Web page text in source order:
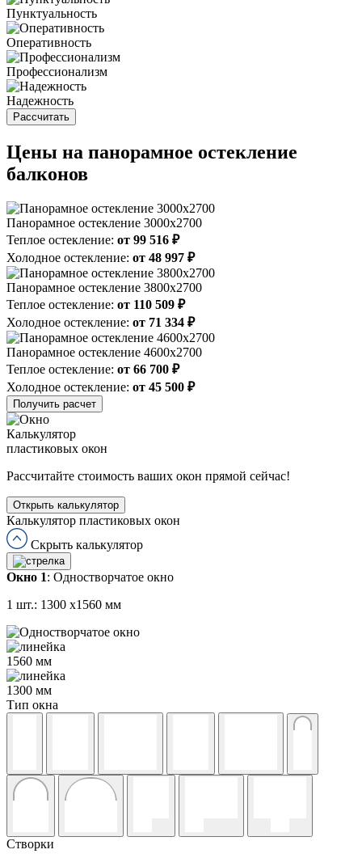
Пунктуальность
Оперативность
Профессионализм
Надежность
Рассчитать
Цены на панорамное остекление
балконов
Панорамное остекление 3000х2700
Теплое остекление: от 99 516 ₽
Холодное остекление: от 48 997 ₽
Панорамное остекление 3800х2700
Теплое остекление: от 110 509 ₽
Холодное остекление: от 71 334 ₽
Панорамное остекление 4600x2700
Теплое остекление: от 66 700 ₽
Холодное остекление: от 45 500 ₽
Получить расчет
Калькулятор
пластиковых окон
Рассчитайте стоимость ваших окон прямой сейчас!
Открыть калькулятор
Калькулятор пластиковых окон
Скрыть калькулятор
Окно 1: Одностворчатое окно
1 шт.: 1300 x1560 мм
1560 мм
1300 мм
Тип окна
Створки